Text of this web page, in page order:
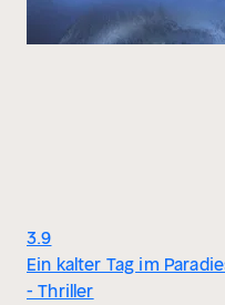
3.9
Ein kalter Tag im
- Thriller